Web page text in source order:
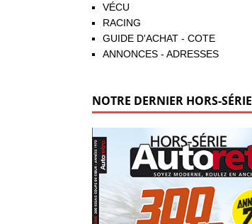
VÉCU
RACING
GUIDE D'ACHAT - COTE
ANNONCES - ADRESSES
NOTRE DERNIER HORS-SÉRIE